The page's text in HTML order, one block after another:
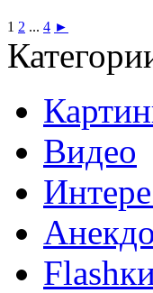
1 2 ... 4 ►
Видео